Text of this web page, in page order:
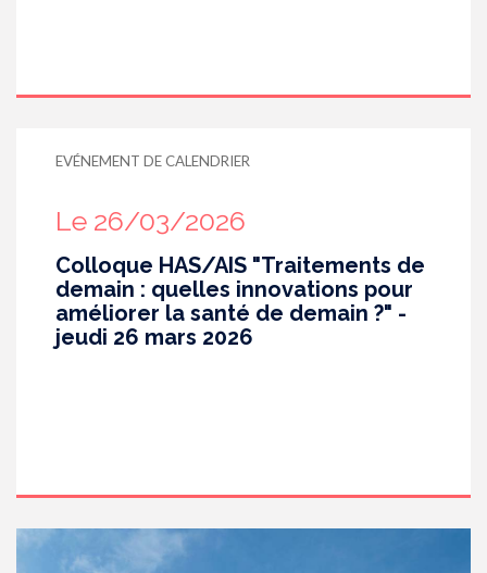
EVÉNEMENT DE CALENDRIER
Le 26/03/2026
Colloque HAS/AIS "Traitements de
demain : quelles innovations pour
améliorer la santé de demain ?" -
jeudi 26 mars 2026